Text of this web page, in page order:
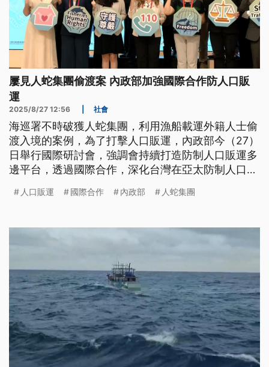
屢見人蛇集團偷渡案 內政部加強國際合作防人口販
運
2025/8/27 12:56 社會
海巡署不時破獲人蛇集團，利用漁船載運外籍人士偷
渡入境的案例，為了打擊人口販運，內政部今（27）
日舉行國際研討會，強調會持續打造防制人口販運多
邊平台，透過國際合作，深化台灣在亞太防制人口販
人口販運 國際合作 內政部 人蛇集團